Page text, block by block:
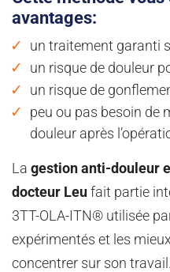
avantages:
un traitement garanti
un risque de douleur
un risque de
peu ou pas besoin de
douleur après
La gestion anti-douleur
docteur Leu fait partie
3TT-OLA-ITN® utilisée
expérimentés et les
concentrer sur son